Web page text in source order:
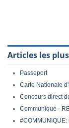
Articles les
Passeport
Carte Nationale
Concours direct
Communiqué -